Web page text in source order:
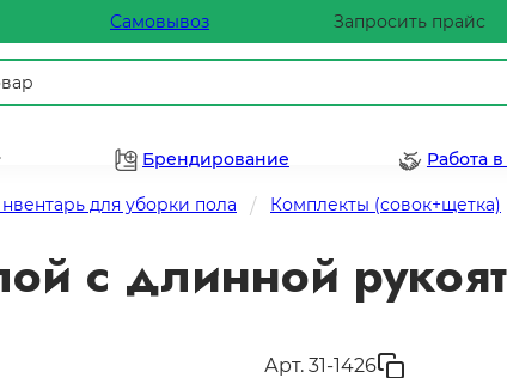
Самовывоз Запросить прайс
Брендирование Работа
для уборки пола Комплекты (совок+щетка)
с длинной
Арт. 31-1426